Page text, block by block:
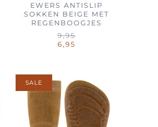
EWERS ANTISLIP
SOKKEN BEIGE MET
REGENBOOGJES
9,95
6,95
SALE